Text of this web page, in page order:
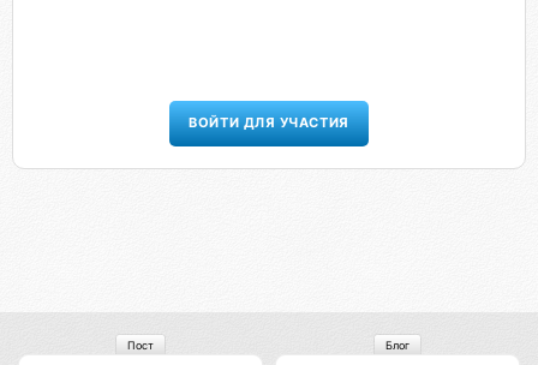
ВОЙТИ ДЛЯ УЧАСТИЯ
Пост Блог